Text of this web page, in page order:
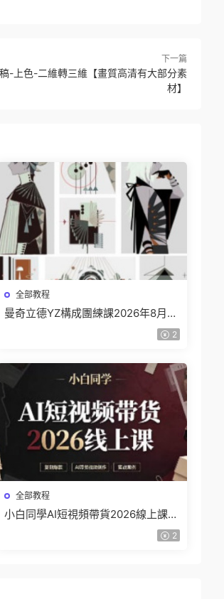
下一篇
-上色-二維轉三維【畫質高清有大部分素
材】
全部教程
曼奇立德YZ構成團練課2026年8月已
2
全部教程
小白同學AI短視頻帶貨2026線上課
2